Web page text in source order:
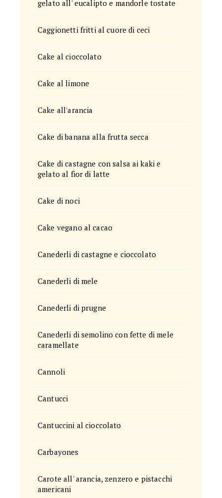
gelato all' eucalipto e mandorle tostate
Caggionetti fritti al cuore di ceci
Cake al cioccolato
Cake al limone
Cake all'arancia
Cake di banana alla frutta secca
Cake di castagne con salsa ai kaki e
gelato al fior di latte
Cake di noci
Cake vegano al cacao
Canederli di castagne e cioccolato
Canederli di mele
Canederli di prugne
Canederli di semolino con fette di mele
caramellate
Cannoli
Cantucci
Cantuccini al cioccolato
Carbayones
Carote all' arancia, zenzero e pistacchi
americani